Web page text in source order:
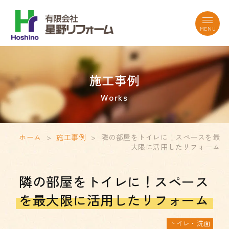
施工事例
Works
ホーム > 施工事例 >
隣の部屋をトイレに！スペースを最
大限に活用したリフォーム
隣の部屋をトイレに！スペース
を最大限に活用したリフォーム
トイレ・洗面